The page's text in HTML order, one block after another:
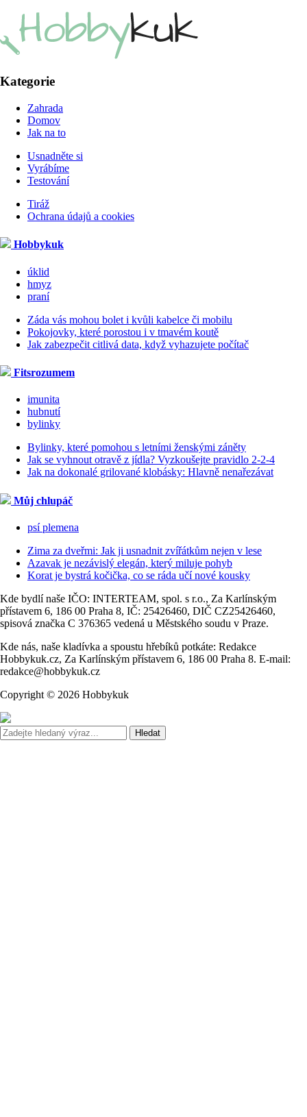
Kategorie
Zahrada
Domov
Jak na to
Usnadněte si
Vyrábíme
Testování
Tiráž
Ochrana údajů a cookies
Hobbykuk
úklid
hmyz
praní
Záda vás mohou bolet i kvůli kabelce či mobilu
Pokojovky, které porostou i v tmavém koutě
Jak zabezpečit citlivá data, když vyhazujete počítač
Fitsrozumem
imunita
hubnutí
bylinky
Bylinky, které pomohou s letními ženskými záněty
Jak se vyhnout otravě z jídla? Vyzkoušejte pravidlo 2-2-4
Jak na dokonalé grilované klobásky: Hlavně nenařezávat
Můj chlupáč
psí plemena
Zima za dveřmi: Jak ji usnadnit zvířátkům nejen v lese
Azavak je nezávislý elegán, který miluje pohyb
Korat je bystrá kočička, co se ráda učí nové kousky
Kde bydlí naše IČO: INTERTEAM, spol. s r.o., Za Karlínským
přístavem 6, 186 00 Praha 8, IČ: 25426460, DIČ CZ25426460,
spisová značka C 376365 vedená u Městského soudu v Praze.
Kde nás, naše kladívka a spoustu hřebíků potkáte: Redakce
Hobbykuk.cz, Za Karlínským přístavem 6, 186 00 Praha 8. E-mail:
redakce@hobbykuk.cz
Copyright © 2026 Hobbykuk